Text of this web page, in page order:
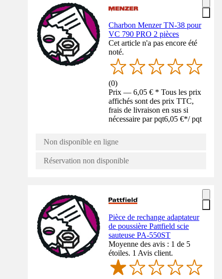
Charbon Menzer TN-38 pour
VC 790 PRO 2 pièces
Cet article n'a pas encore été
noté.
(0)
Prix — 6,05 € * Tous les prix
affichés sont des prix TTC,
frais de livraison en sus si
nécessaire par pqt6,05 €*/ pqt
Non disponible en ligne
Réservation non disponible
Pièce de rechange adaptateur
de poussière Pattfield scie
sauteuse PA-550ST
Moyenne des avis : 1 de 5
étoiles. 1 Avis client.